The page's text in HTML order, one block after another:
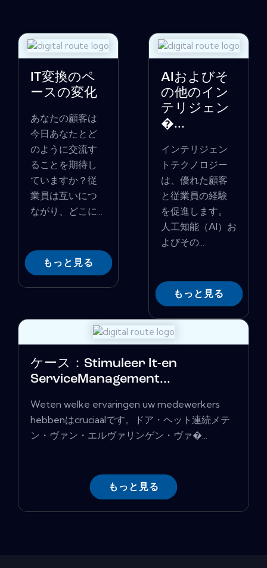
IT変換のペ
ースの変化
あなたの顧客は
今日あなたとど
のように交流す
ることを期待し
ていますか？従
業員は互いにつ
ながり、どこに...
もっと見る
AIおよびそ
の他のイン
テリジェン
�...
インテリジェン
トテクノロジー
は、優れた顧客
と従業員の経験
を促進します。
人工知能（AI）お
よびその...
もっと見る
ケース：Stimuleer It-en
ServiceManagement...
Weten welke ervaringen uw medewerkers
hebbenはcruciaalです。ドア・ヘット連続メテ
ン・ヴァン・エルヴァリンゲン・ヴァ�...
もっと見る